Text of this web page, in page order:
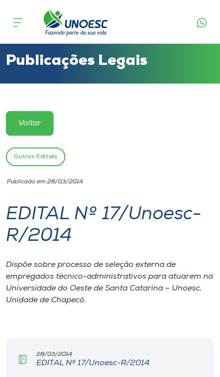
Cursos
Atendimento ao Estudante
Portal de Ensino
Unoesc
Internacionalização
I.nova
Diplomados
Cultura
Biblioteca
Publicações Legais
Voltar
Outros Editais
Publicado em 28/03/2014
EDITAL Nº 17/Unoesc-
R/2014
Dispõe sobre processo de seleção externa de
empregados técnico-administrativos para atuarem na
Universidade do Oeste de Santa Catarina – Unoesc,
Unidade de Chapecó.
28/03/2014
EDITAL Nº 17/Unoesc-R/2014